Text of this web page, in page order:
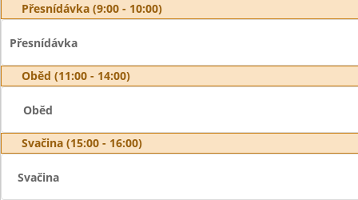
Přesnídávka (9:00 - 10:00)
Přesnídávka
Oběd (11:00 - 14:00)
Oběd
Svačina (15:00 - 16:00)
Svačina